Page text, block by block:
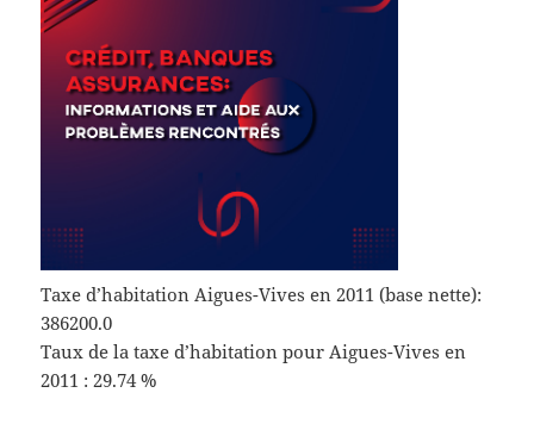
Taxe d’habitation Aigues-Vives en 2011 (base nette):
386200.0
Taux de la taxe d’habitation pour Aigues-Vives en
2011 : 29.74 %